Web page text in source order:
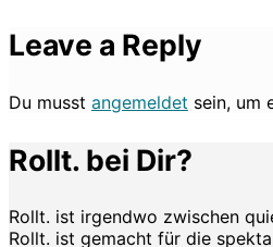
Leave a Reply
Du musst angemeldet sein, um
Rollt. bei Dir?
Rollt. ist irgendwo zwischen
Rollt. ist gemacht für die